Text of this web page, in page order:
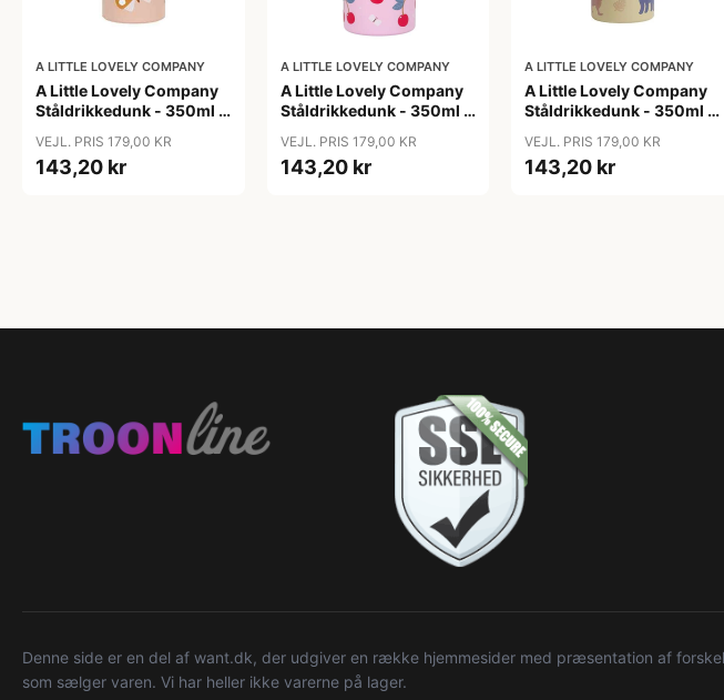
A LITTLE LOVELY COMPANY
A Little Lovely Company
Ståldrikkedunk - 350ml -
VEJL. PRIS 179,00 KR
143,20 kr
A LITTLE LOVELY COMPANY
A Little Lovely Company
Ståldrikkedunk - 350ml -
VEJL. PRIS 179,00 KR
143,20 kr
A LITTLE LOVELY COMPANY
A Little Lovely Company
Ståldrikkedunk - 350ml -
VEJL. PRIS 179,00 KR
143,20 kr
Denne side er en del af want.dk, der udgiver en række hjemmesider med præsentation af
som sælger varen. Vi har heller ikke varerne på lager.